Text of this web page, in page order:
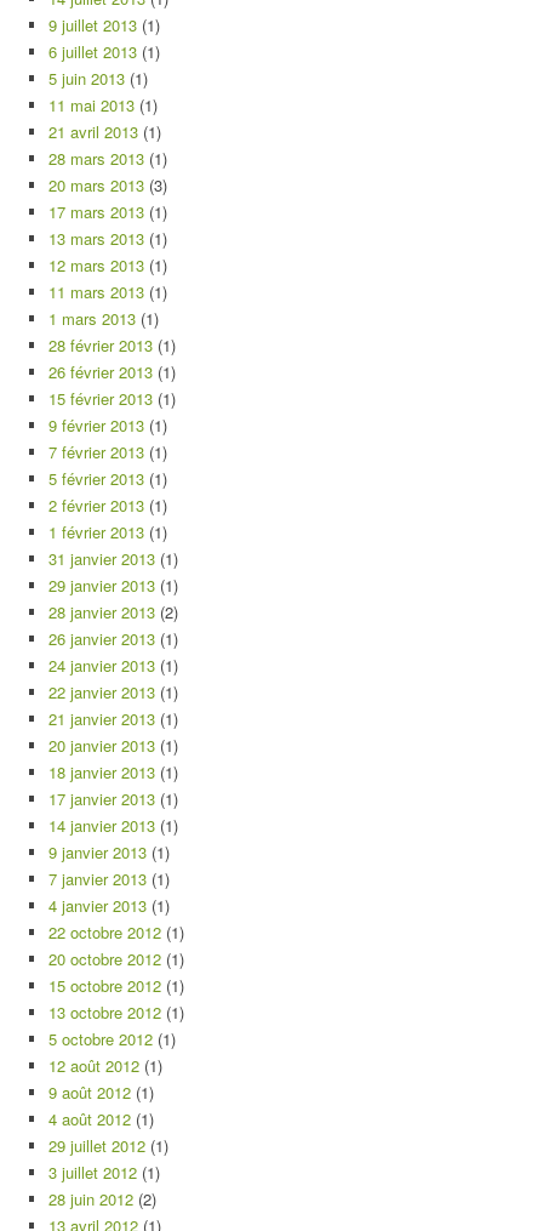
9 juillet 2013 (1)
6 juillet 2013 (1)
5 juin 2013 (1)
11 mai 2013 (1)
21 avril 2013 (1)
28 mars 2013 (1)
20 mars 2013 (3)
17 mars 2013 (1)
13 mars 2013 (1)
12 mars 2013 (1)
11 mars 2013 (1)
1 mars 2013 (1)
28 février 2013 (1)
26 février 2013 (1)
15 février 2013 (1)
9 février 2013 (1)
7 février 2013 (1)
5 février 2013 (1)
2 février 2013 (1)
1 février 2013 (1)
31 janvier 2013 (1)
29 janvier 2013 (1)
28 janvier 2013 (2)
26 janvier 2013 (1)
24 janvier 2013 (1)
22 janvier 2013 (1)
21 janvier 2013 (1)
20 janvier 2013 (1)
18 janvier 2013 (1)
17 janvier 2013 (1)
14 janvier 2013 (1)
9 janvier 2013 (1)
7 janvier 2013 (1)
4 janvier 2013 (1)
22 octobre 2012 (1)
20 octobre 2012 (1)
15 octobre 2012 (1)
13 octobre 2012 (1)
5 octobre 2012 (1)
12 août 2012 (1)
9 août 2012 (1)
4 août 2012 (1)
29 juillet 2012 (1)
3 juillet 2012 (1)
28 juin 2012 (2)
13 avril 2012 (1)